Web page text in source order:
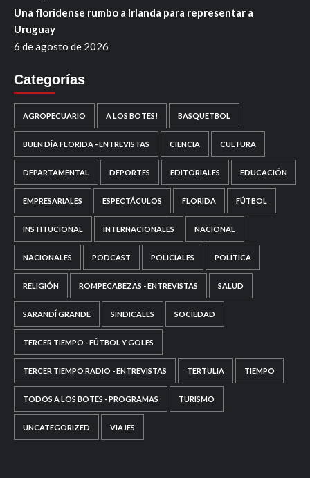
Una floridense rumbo a Irlanda para representar a
Uruguay
6 de agosto de 2026
Categorías
AGROPECUARIO A LOS BOTES! BASQUETBOL
BUEN DÍA FLORIDA - ENTREVISTAS CIENCIA CULTURA
DEPARTAMENTAL DEPORTES EDITORIALES EDUCACIÓN
EMPRESARIALES ESPECTÁCULOS FLORIDA FÚTBOL
INSTITUCIONAL INTERNACIONALES NACIONAL
NACIONALES PODCAST POLICIALES POLÍTICA
RELIGIÓN ROMPECABEZAS - ENTREVISTAS SALUD
SARANDÍ GRANDE SINDICALES SOCIEDAD
TERCER TIEMPO - FÚTBOL Y GOLES
TERCER TIEMPO RADIO - ENTREVISTAS TERTULIA TIEMPO
TODOS A LOS BOTES - PROGRAMAS TURISMO
UNCATEGORIZED VIAJES